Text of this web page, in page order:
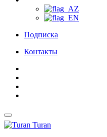
Подписка
Контакты
Turan